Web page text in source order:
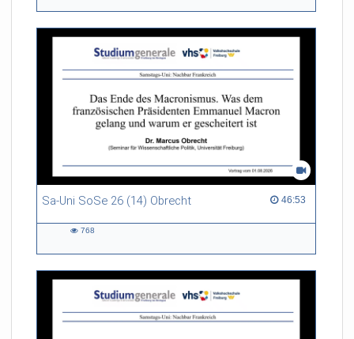
Sa-Uni SoSe 26 (14) Obrecht 46:53
46:53 duration
768